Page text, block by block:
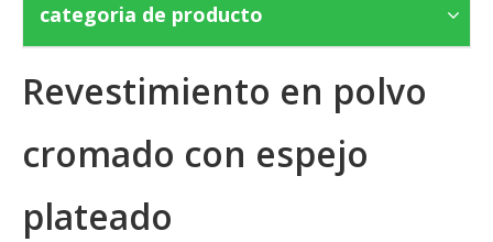
categoria de producto
Revestimiento en polvo
cromado con espejo
plateado